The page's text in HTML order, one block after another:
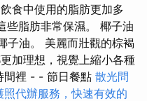
食中使用的脂肪更加多
些脂肪非常保濕。 椰子油
子油。 美麗而壯觀的棕褐
加理想，視覺上縮小各種
間裡 - - 節日餐點 散光問
照代辦服務，快速有效的